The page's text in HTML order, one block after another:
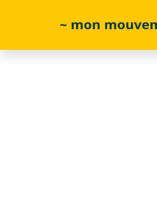
content